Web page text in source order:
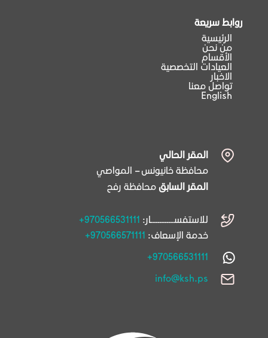
روابط سريعة
الرئيسية
من نحن
الأقسام
العيادات التخصصية
الاخبار
تواصل معنا
English
المقر الحالي
محافظة خانيونس – المواصي
المقر السابق محافظة رفح
للاستفســـــــــــــار: +970566531111
خدمة الإسعاف: +970566571111
+970566531111
info@ksh.ps